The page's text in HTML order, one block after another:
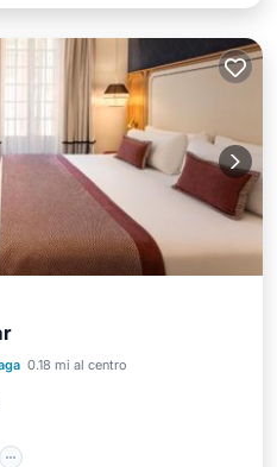
0.18 mi al centro